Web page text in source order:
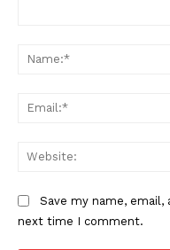
Save my name,
next time I comment.